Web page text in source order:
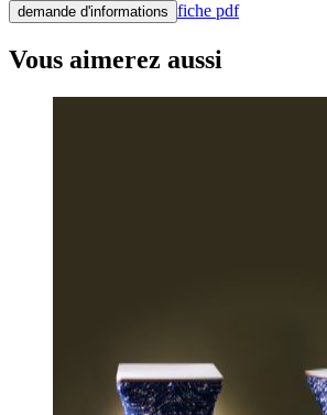
demande d'informations fiche pdf
Vous aimerez aussi